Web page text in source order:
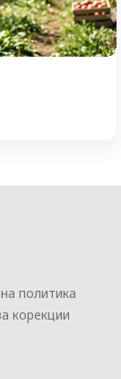
политика
корекции